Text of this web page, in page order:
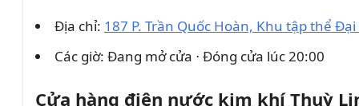
Địa chỉ: 187 P. Trần Quốc Hoàn, Khu tập thể
Các giờ: Đang mở cửa ⋅ Đóng cửa lúc 20:00
Cửa hàng điện nước kim khí Thuỳ